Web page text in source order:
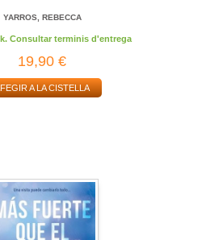
YARROS, REBECCA
Consultar terminis d'entrega
19,90 €
A LA CISTELLA